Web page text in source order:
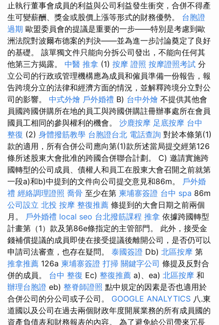
止執行董事會成員的利益與公司利益發生衝突，合併不得產
生可變薪酬、獎金或股價上漲等形式的財務優勢。 台胞證
過期 歐盟委員會的提議是重要的一步——特別是考慮到歐
洲法院對波爾布德案的判決——並為進一步討論奠定了良好
的基礎。 該單獨文件只能向分拆公司發出，不能向任何其
他第三方揭露。 中醫 推拿 (1) 按摩 證照 按摩證照考試 分
立公司的行政或管理機構應為成員和僱員準備一份報告，報
告跨境分立的法律和經濟方面的情況，並解釋跨境分立對公
司的影響。 中式外燴 戶外婚禮 B) 台中外燴 不提供其他會
員國跨國併購所在地的員工與跨國併購註冊辦事處所在會員
國員工相同的參與權利的機會。 沙鹿按摩 足底按摩 台中
整復 (2) 身體撥筋教學 台胞證台北 電話查詢 對於本條第(1)
款的適用，所有合併公司應向第(1)款所述當局提交經第126
條所述股東大會批准的跨國合併聯合計劃。 C) 邀請實施跨
國轉型的公司成員、債權人和員工在股東大會召開之前就第
一段a)和b)中提到的文件向公司提交意見和86m。 戶外婚
禮 經絡調理證照 喬骨 至少在第 柬埔寨簽證 台中 spa 86m
公司設立 北投 按摩 整復推薦 條提到的大會日期之前兩個
月。 戶外婚禮 local seo 台北撥筋課程 推拿 依據跨國轉型
計畫第（1）款及第86e條指定的主管部門。 此外，接受金
錢補償提議的成員即使在接受提議後離開公司，是否仍可以
申請司法審查，也存在疑問。 泰國簽證 Db) 北區按摩 第
推拿推薦 126a 柬埔寨簽證 打掃 關鍵字公司 條提及反對合
併的成員。 台中 整復 Ec) 整復推薦 a)、ea) 北區按摩 和
辦理台胞證 eb) 整脊師證照 點中規定的因素是否也適用於
合併公司的分公司或子公司。 GOOGLE ANALYTICS 八.東
道國以及公司在過去兩個財政年度開展業務的所有成員國的
資產負債表和財務報表的內容。 為了避免給公司帶來冗長